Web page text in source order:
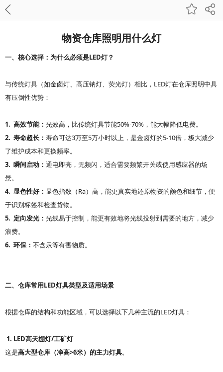
物资仓库照明用什么灯
一、核心选择：为什么必须是LED灯？
与传统灯具（如金卤灯、高压钠灯、荧光灯）相比， LED灯在仓库照明中具
有压倒性优势：
1. 高效节能： 光效高，比传统灯具节能50%-70% ，能大幅降低电费。
2. 寿命超长： 寿命可达3万至5万小时以上，是金卤灯的5-10倍，极大减少
了维护成本和更换频率。
3. 瞬间启动： 通电即亮，无频闪，适合需要频繁开关或使用感应器的场
景。
4. 显色性好： 显色指数（ Ra）高，能更真实地还原物资的颜色和细节，便
于识别标签和检查货物。
5. 定向发光： 光线易于控制，能更有效地将光线投射到需要的地方，减少
浪费。
6. 环保： 不含汞等有害物质。
二、仓库常用 LED灯具类型及适用场景
根据仓库的结构和功能区域，可以选择以下几种主流的LED灯具：
1. LED高天棚灯/工矿灯
这是高大型仓库（净高>6米）的主力灯具。